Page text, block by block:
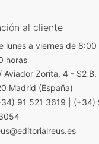
al cliente
lunes a viernes de 8:00
horas
Aviador Zorita, 4 - S2 B.
Madrid (España)
91 521 3619
(+34)